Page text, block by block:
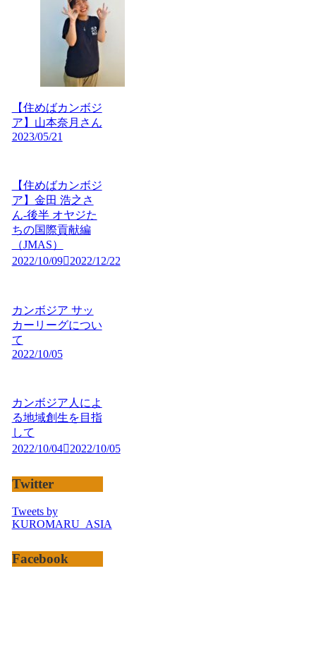
【住めばカンボジ
ア】山本奈月さん
2023/05/21
【住めばカンボジ
ア】金田 浩之さ
ん-後半 オヤジた
ちの国際貢献編
（JMAS）
2022/10/09
2022/12/22
カンボジア サッ
カーリーグについ
て
2022/10/05
カンボジア人によ
る地域創生を目指
して
2022/10/04
2022/10/05
Twitter
Tweets by
KUROMARU_ASIA
Facebook